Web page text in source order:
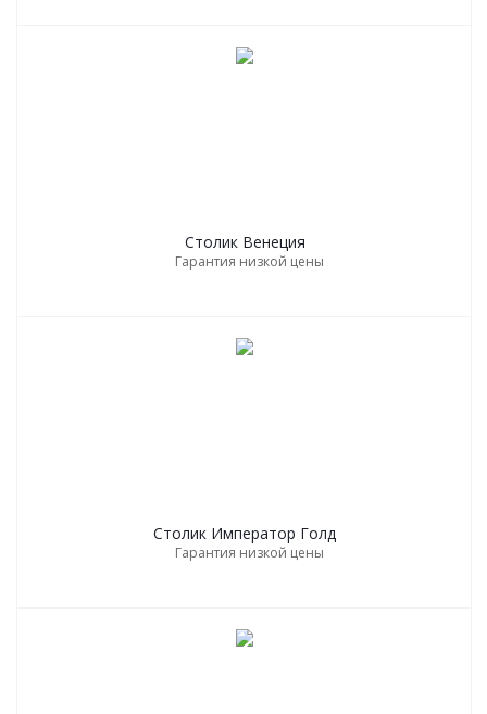
Столик Венеция
Гарантия низкой цены
Столик Император Голд
Гарантия низкой цены